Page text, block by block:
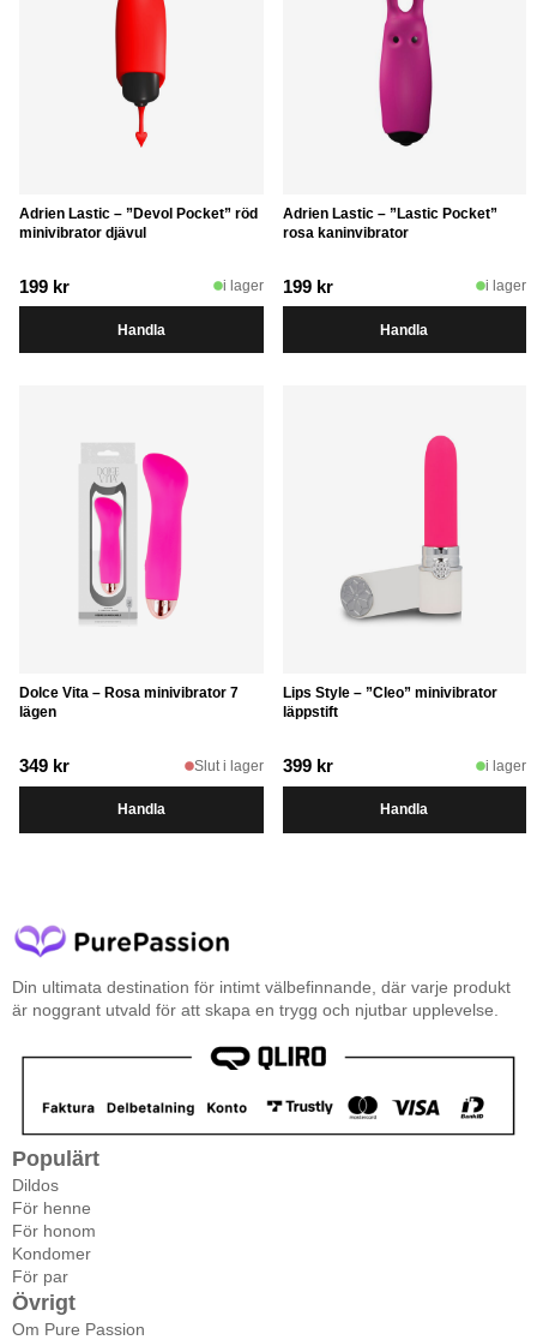
Adrien Lastic – ”Devol Pocket” röd
minivibrator djävul
199 kr i lager
Handla
Adrien Lastic – ”Lastic Pocket”
rosa kaninvibrator
199 kr i lager
Handla
Dolce Vita – Rosa minivibrator 7
lägen
349 kr Slut i lager
Handla
Lips Style – ”Cleo” minivibrator
läppstift
399 kr i lager
Handla
Din ultimata destination för intimt välbefinnande, där varje produkt
är noggrant utvald för att skapa en trygg och njutbar upplevelse.
Populärt
Dildos
För henne
För honom
Kondomer
För par
Övrigt
Om Pure Passion